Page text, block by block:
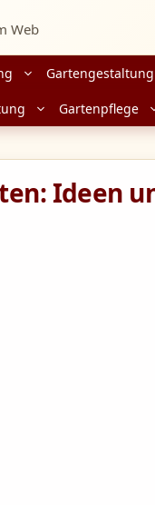
Web
Gartengestaltung
Gartenpflege
Ideen